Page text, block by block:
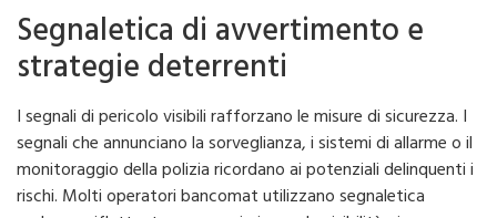
Segnaletica di avvertimento e
strategie deterrenti
I segnali di pericolo visibili rafforzano le misure di sicurezza. I
segnali che annunciano la sorveglianza, i sistemi di allarme o il
monitoraggio della polizia ricordano ai potenziali delinquenti i
rischi. Molti operatori bancomat utilizzano segnaletica